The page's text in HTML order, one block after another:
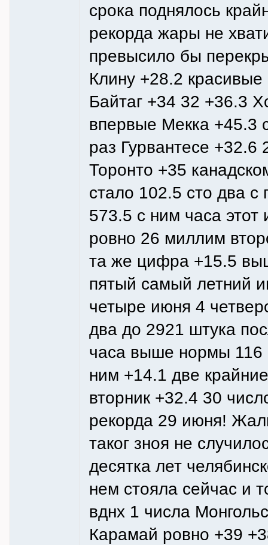
срока поднялось
рекорда жары не
превысило бы
Клину +28.2
Байтаг +34 32 +36.3
впервые Мекка +45.3
раз Гурвантесе
Торонто +35
стало 102.5 сто два
573.5 с ним часа
ровно 26 миллим
та же цифра +15.5
пятый самый летний
четыре июня 4
два до 2921 штука
часа выше нормы 116
ним +14.1 две
вторник +32.4 30
рекорда 29 июня!
таког зноя не
десятка лет
нем стояла сейчас и
вднх 1 числа
Карамай ровно +39